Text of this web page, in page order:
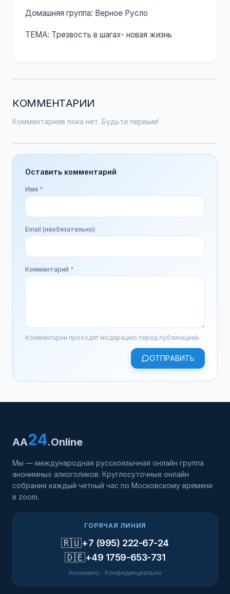
Домашняя группа: Верное Русло
ТЕМА: Трезвость в шагах- новая жизнь
КОММЕНТАРИИ
Комментариев пока нет. Будьте первым!
Оставить комментарий
Имя *
Email (необязательно)
Комментарий *
Комментарии проходят модерацию перед публикацией.
ОТПРАВИТЬ
AA24.Online
Мы — международная русскоязычная онлайн группа
анонимных алкоголиков. Круглосуточные онлайн
собрания каждый четный час по Московскому времени
в zoom.
ГОРЯЧАЯ ЛИНИЯ
🇷🇺+7 (995) 222-67-24
🇩🇪+49 1759-653-731
Анонимно · Конфиденциально